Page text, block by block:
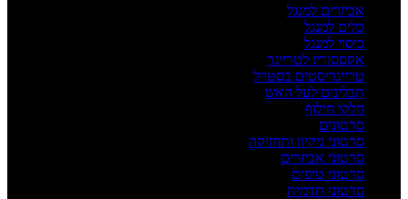
אביזרים למנגל
כלים למנגל
כיסוי למנגל
אקססוריז לטרייגר
טרייגריסטים בסטייל
תבלינים לעל האש
חלקי חילוף
סרטונים
סרטוני ניקיון ותחזוקה
סרטוני אביזרים
סרטוני טיפים
סרטוני תדמית